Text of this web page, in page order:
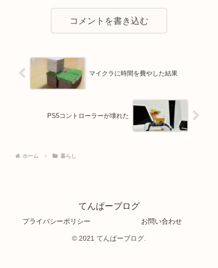
コメントを書き込む
マイクラに時間を費やした結果
PS5コントローラーが壊れた
ホーム 暮らし
てんぱーブログ
プライバシーポリシー お問い合わせ
© 2021 てんぱーブログ.